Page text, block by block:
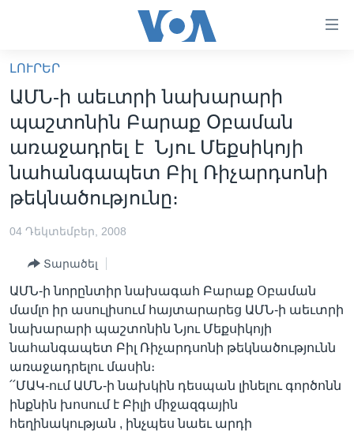
հիմնական
բովանդակությանը
անցնել
հիմնական
բովանդակությանը
հիմնական
բովանդակություն
ԼՈՒՐԵՐ
ՏԵՍԱՆՅՈՒԹԵՐ
ՖԻԼՄԵՐ
ՖԻԼՄԵՐ
ՄԵՐ ՄԱՍԻՆ
ԿԱՊ ՄԵԶ ՀԵՏ
Learning English
ՀԵՏԵՒԵՔ ՄԵԶ
Լեզուներ
ԼՈՒՐԵՐ
ԱՄՆ-ի աեւտրի նախարարի
պաշտոնին Բարաք Օբաման
առաջադրել է Նյու Մեքսիկոյի
նահանգապետ Բիլ Ռիչարդսոնի
թեկնածությունը։
04 Դեկտեմբեր, 2008
Տարածել
ԱՄՆ-ի նորընտիր նախագահ Բարաք Օբաման
մամլո իր ասուլիսում հայտարարեց ԱՄՆ-ի աեւտրի
նախարարի պաշտոնին Նյու Մեքսիկոյի
նահանգապետ Բիլ Ռիչարդսոնի թեկնածությունն
առաջադրելու մասին։
՛՛ՄԱԿ-ում ԱՄՆ-ի նախկին դեսպան լինելու գործոնն
ինքնին խոսում է Բիլի միջազգային
հեղինակության , ինչպես նաեւ արդի